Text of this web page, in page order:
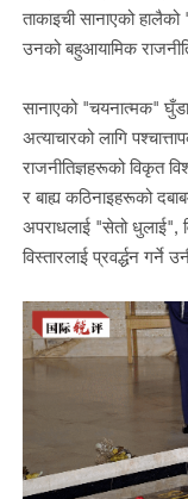
ताकाइची सानाएको
उनको बहुआयामिक
सानाएको "चयनात्मक"
अत्याचारको लागि
राजनीतिज्ञहरूको विकृत
र बाह्य कठिनाइहरूको
अपराधलाई "सेतो धुलाई",
विस्तारलाई प्रवर्द्धन